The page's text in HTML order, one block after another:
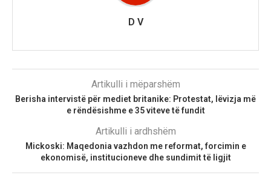
D V
Artikulli i mëparshëm
Berisha intervistë për mediet britanike: Protestat, lëvizja më
e rëndësishme e 35 viteve të fundit
Artikulli i ardhshëm
Mickoski: Maqedonia vazhdon me reformat, forcimin e
ekonomisë, institucioneve dhe sundimit të ligjit